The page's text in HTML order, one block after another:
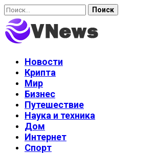
Найти:
Новости
Крипта
Мир
Бизнес
Путешествие
Наука и техника
Дом
Интернет
Спорт